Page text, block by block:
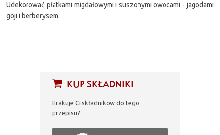
KUP SKŁADNIKI
Brakuje Ci składników do tego
przepisu?
Udekorować płatkami migdałowymi i suszonymi owocami - jagodami
goji i berberysem.